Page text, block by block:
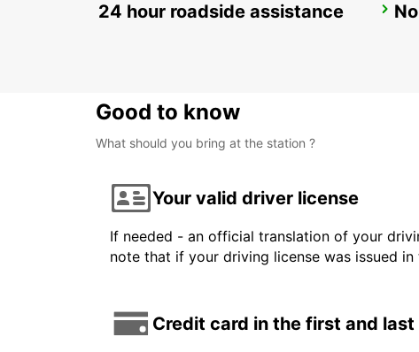
24 hour roadside assistance
Good to know
What should you bring at the station ?
Your valid driver license
If needed - an official translation of your
note that if your driving license was issued
Credit card in the first and